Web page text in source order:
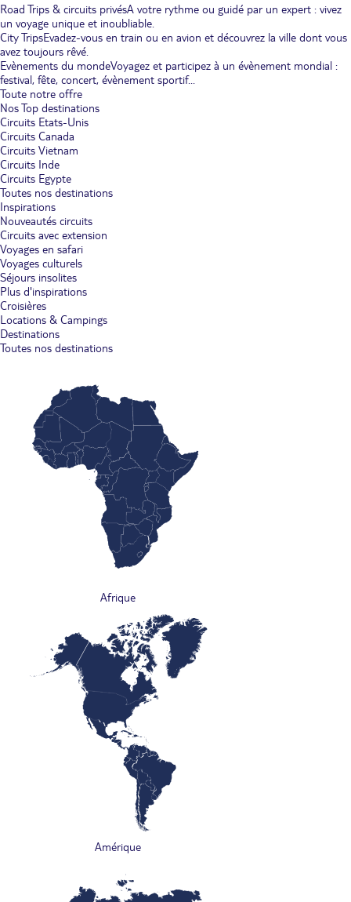
Road Trips & circuits privésA votre rythme ou guidé par un expert : vivez
un voyage unique et inoubliable.
City TripsEvadez-vous en train ou en avion et découvrez la ville dont vous
avez toujours rêvé.
Evènements du mondeVoyagez et participez à un évènement mondial :
festival, fête, concert, évènement sportif...
Toute notre offre
Nos Top destinations
Circuits Etats-Unis
Circuits Canada
Circuits Vietnam
Circuits Inde
Circuits Egypte
Toutes nos destinations
Inspirations
Nouveautés circuits
Circuits avec extension
Voyages en safari
Voyages culturels
Séjours insolites
Plus d'inspirations
Croisières
Locations & Campings
Destinations
Toutes nos destinations
Afrique
Amérique